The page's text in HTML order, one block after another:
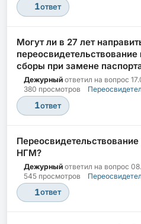
1ответ
Могут ли в 27 лет
сборы при замене
Дежурный ответил на вопрос
380 просмотров
1ответ
НГМ?
Дежурный ответил на вопрос
545 просмотров
1ответ